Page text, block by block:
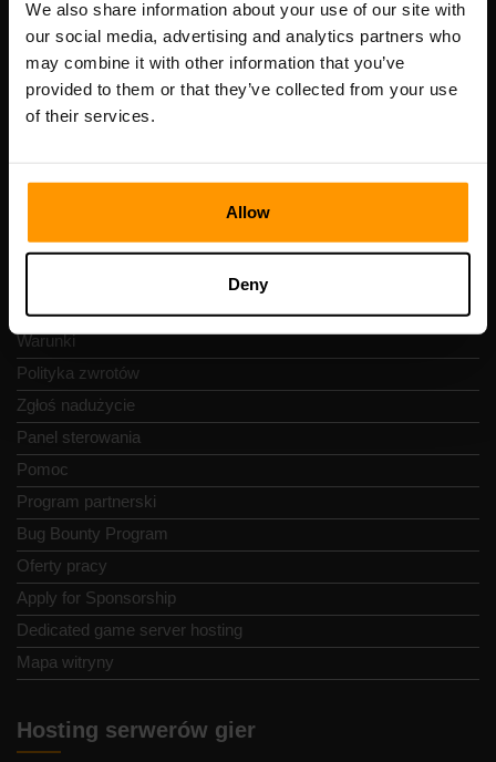
We also share information about your use of our site with
our social media, advertising and analytics partners who
may combine it with other information that you’ve
provided to them or that they’ve collected from your use
of their services.
Allow
Deny
Adres: Harju maakond, Tallinn, Kesklinna linnaosa,
Vesivärava tn 50-201, 10152
Szybka nawigacja
Recenzje
Polityka prywatności
Warunki
Polityka zwrotów
Zgłoś nadużycie
Panel sterowania
Pomoc
Program partnerski
Bug Bounty Program
Oferty pracy
Apply for Sponsorship
Dedicated game server hosting
Mapa witryny
Hosting serwerów gier